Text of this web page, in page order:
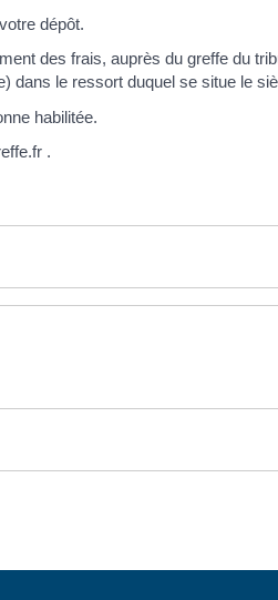
dépôt.
des frais, auprès du greffe du
dans le ressort duquel se situe le
habilitée.
.